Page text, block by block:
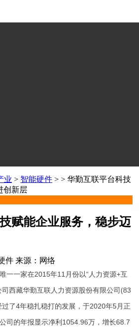
业 > 智能硬件 > > 华勤互联平台科技
创新层
赋能企业服务，稳步迈
件 来源：网络
一一家在2015年11月份以“人力资源+互
西藏华勤互联人力资源股份有限公司(83
过了4年稳扎稳打的发展，于2020年5月正
司的年报显示净利1054.96万，增长68.7